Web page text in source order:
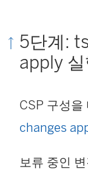
5단계:
apply 실
CSP 구성을
changes
보류 중인